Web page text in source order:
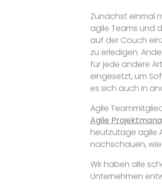
Zunächst einmal
agile Teams und
auf der Couch
zu erledigen.
für jede andere
eingesetzt, um
es sich auch in
Agile
Agile
heutzutage agile
nachschauen,
Wir haben alle
Unternehmen